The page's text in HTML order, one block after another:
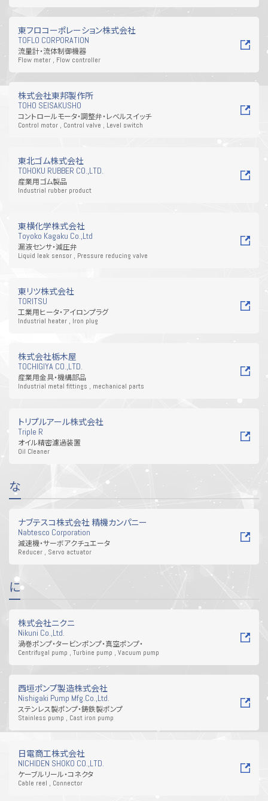
東フロコーポレーション株式会社
TOFLO CORPORATION
流量計・流体制御機器
Flow meter , Flow controller
株式会社東邦製作所
TOHO SEISAKUSHO
コントロールモータ・調整弁・レベルスイッチ
Control motor , Control valve , Level switch
東北ゴム株式会社
TOHOKU RUBBER CO.,LTD.
産業用ゴム製品
Industrial rubber product
東横化学株式会社
Toyoko Kagaku Co.,Ltd
漏液センサ・減圧弁
Liquid leak sensor , Pressure reducing valve
東リツ株式会社
TORITSU
工業用ヒータ・アイロンプラグ
Industrial heater , Iron plug
株式会社栃木屋
TOCHIGIYA CO.,LTD.
産業用金具・機構部品
Industrial metal fittings , mechanical parts
トリプルアール株式会社
Triple R
オイル精密濾過装置
Oil Cleaner
な
ナブテスコ株式会社 精機カンパニー
Nabtesco Corporation
減速機・サーボアクチュエータ
Reducer , Servo actuator
に
株式会社ニクニ
Nikuni Co.,Ltd.
渦巻ポンプ・タービンポンプ・真空ポンプ・
Centrifugal pump , Turbine pump , Vacuum pump
西垣ポンプ製造株式会社
Nishigaki Pump Mfg.Co.,Ltd.
ステンレス製ポンプ・鋳鉄製ポンプ
Stainless pump , Cast iron pump
日電商工株式会社
NICHIDEN SHOKO CO.,LTD.
ケーブルリール・コネクタ
Cable reel , Connector